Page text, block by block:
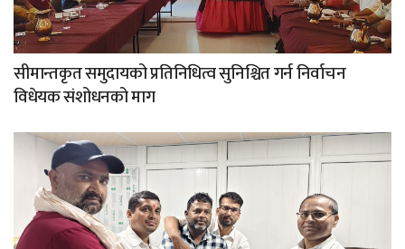
सीमान्तकृत समुदायको प्रतिनिधित्व सुनिश्चित गर्न निर्वाचन
विधेयक संशोधनको माग